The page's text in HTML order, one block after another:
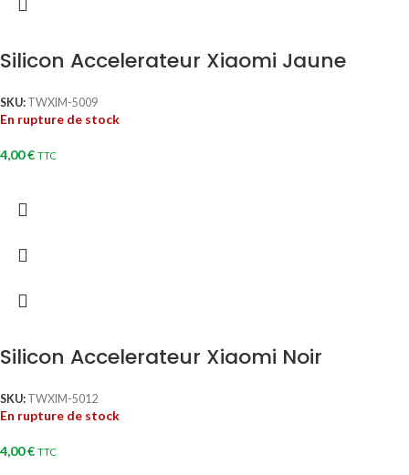
Silicon Accelerateur Xiaomi Jaune
SKU: TWXIM-5009
En rupture de stock
4,00€ TTC
Silicon Accelerateur Xiaomi Noir
SKU: TWXIM-5012
En rupture de stock
4,00€ TTC